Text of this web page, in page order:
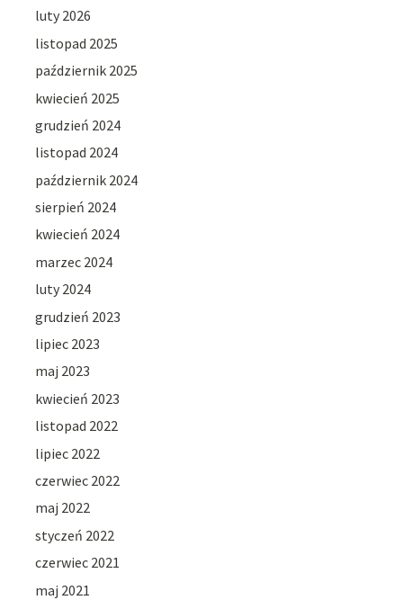
luty 2026
listopad 2025
październik 2025
kwiecień 2025
grudzień 2024
listopad 2024
październik 2024
sierpień 2024
kwiecień 2024
marzec 2024
luty 2024
grudzień 2023
lipiec 2023
maj 2023
kwiecień 2023
listopad 2022
lipiec 2022
czerwiec 2022
maj 2022
styczeń 2022
czerwiec 2021
maj 2021